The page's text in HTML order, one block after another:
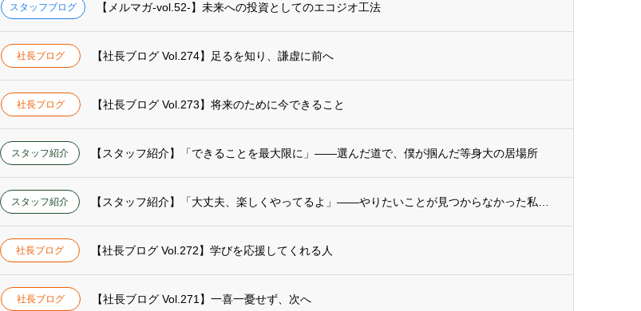
スタッフブログ 【メルマガ-vol.52-】未来への投資としてのエコジオ工法
社長ブログ 【社長ブログ Vol.274】足るを知り、謙虚に前へ
社長ブログ 【社長ブログ Vol.273】将来のために今できること
スタッフ紹介 【スタッフ紹介】「できることを最大限に」——選んだ道で、僕が掴んだ等身大の居場所
スタッフ紹介
社長ブログ 【社長ブログ Vol.272】学びを応援してくれる人
社長ブログ 【社長ブログ Vol.271】一喜一憂せず、次へ